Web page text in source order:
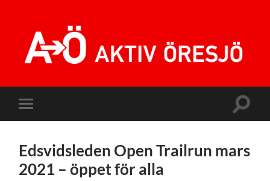
Slå
på/av
Slå
Edsvidsleden Open Trailrun mars
2021 – öppet för alla